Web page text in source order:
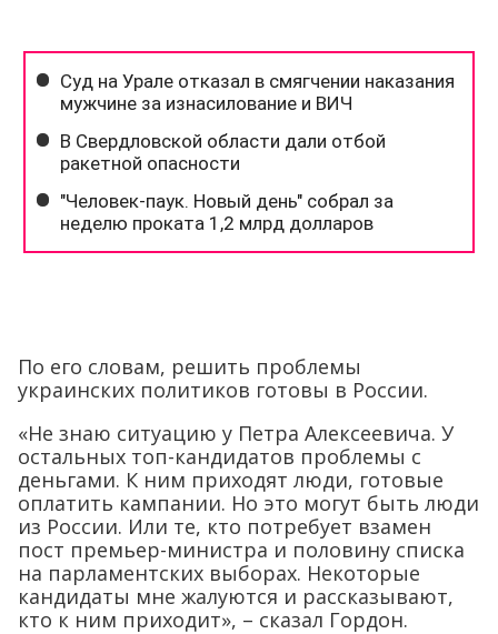
По его словам, решить проблемы
украинских политиков готовы в России.
«Не знаю ситуацию у Петра Алексеевича. У
остальных топ-кандидатов проблемы с
деньгами. К ним приходят люди, готовые
оплатить кампании. Но это могут быть люди
из России. Или те, кто потребует взамен
пост премьер-министра и половину списка
на парламентских выборах. Некоторые
кандидаты мне жалуются и рассказывают,
кто к ним приходит», – сказал Гордон.